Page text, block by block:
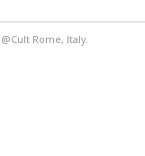
@Cult Rome, Italy.